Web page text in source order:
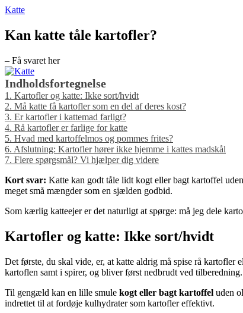
Katte
Kan katte tåle kartofler?
– Få svaret her
Indholdsfortegnelse
1. Kartofler og katte: Ikke sort/hvidt
2. Må katte få kartofler som en del af deres kost?
3. Er kartofler i kattemad farligt?
4. Rå kartofler er farlige for katte
5. Hvad med kartoffelmos og pommes frites?
6. Afslutning: Kartofler hører ikke hjemme i kattes madskål
7. Flere spørgsmål? Vi hjælper dig videre
Kort svar: Katte kan godt tåle lidt kogt eller bagt kartoffel
meget små mængder som en sjælden godbid.
Som kærlig katteejer er det naturligt at spørge: må jeg dele
Kartofler og katte: Ikke sort/hvidt
Det første, du skal vide, er, at katte aldrig må spise rå
kartoflen samt i spirer, og bliver først nedbrudt ved tilberedning.
Til gengæld kan en lille smule kogt eller bagt kartoffel uden
indrettet til at fordøje kulhydrater som kartofler effektivt.